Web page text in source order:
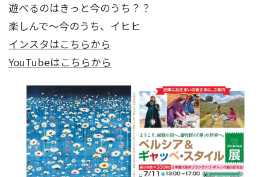
遊べるのはきっと今のうち？？
楽しんで～今のうち、イヒヒ
インスタはこちらから
YouTubeはこちらから